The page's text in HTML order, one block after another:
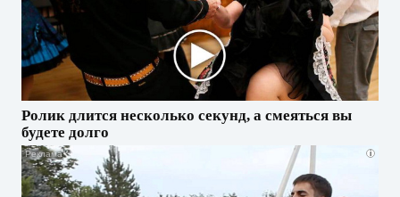
Ролик длится несколько секунд, а смеяться вы
будете долго
i